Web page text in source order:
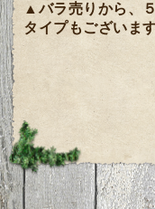
▲バラ売りから、
タイプもございます